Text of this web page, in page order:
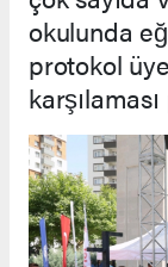
okulunda
protokol